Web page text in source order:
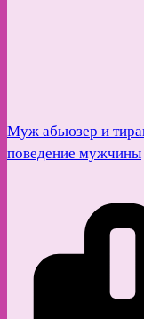
Муж абьюзер и
поведение мужчины